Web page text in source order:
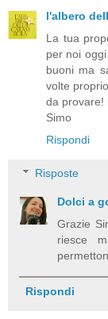
l'albero
La tua
per noi
buoni ma
volte
da provare!
Simo
Rispondi
Risposte
Dolci a
Grazie
riesce
Rispondi